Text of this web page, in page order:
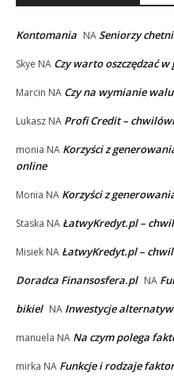
Kontomania NASeniorzy
Skye NA Czy warto oszczędzać w
Marcin NA Czy na wymianie
Lukasz NA Profi Credit –
monia NA Korzyści z
online
Monia NA Korzyści z
Staska NA ŁatwyKredyt.pl –
Misiek NA ŁatwyKredyt.pl –
Doradca Finansosfera.pl NA
bikiel NA Inwestycje
manuela NA Na czym polega
mirka NA Funkcje i rodzaje